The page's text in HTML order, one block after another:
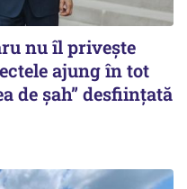
nu îl privește
ajung în tot
de șah” desființată